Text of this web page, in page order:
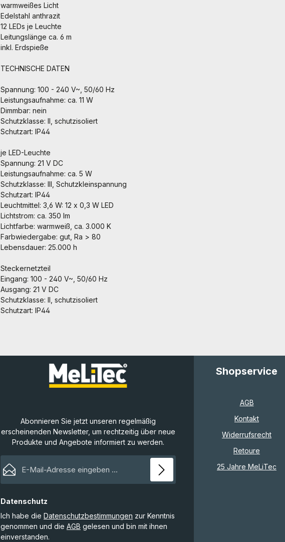
warmweißes Licht
Edelstahl anthrazit
12 LEDs je Leuchte
Leitungslänge ca. 6 m
inkl. Erdspieße
TECHNISCHE DATEN
Spannung: 100 - 240 V~, 50/60 Hz
Leistungsaufnahme: ca. 11 W
Dimmbar: nein
Schutzklasse: II, schutzisoliert
Schutzart: IP44
je LED-Leuchte
Spannung: 21 V DC
Leistungsaufnahme: ca. 5 W
Schutzklasse: III, Schutzkleinspannung
Schutzart: IP44
Leuchtmittel: 3,6 W: 12 x 0,3 W LED
Lichtstrom: ca. 350 lm
Lichtfarbe: warmweiß, ca. 3.000 K
Farbwiedergabe: gut, Ra > 80
Lebensdauer: 25.000 h
Steckernetzteil
Eingang: 100 - 240 V~, 50/60 Hz
Ausgang: 21 V DC
Schutzklasse: II, schutzisoliert
Schutzart: IP44
Abonnieren Sie jetzt unseren regelmäßig
erscheinenden Newsletter, um rechtzeitig über neue
Produkte und Angebote informiert zu werden.
Datenschutz
Ich habe die Datenschutzbestimmungen zur Kenntnis
genommen und die AGB gelesen und bin mit ihnen
einverstanden.
Shopservice
AGB
Kontakt
Widerrufsrecht
Retoure
25 Jahre MeLiTec